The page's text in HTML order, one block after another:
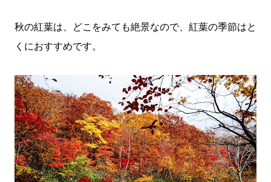
秋の紅葉は、どこをみても絶景なので、紅葉の季節はと
くにおすすめです。